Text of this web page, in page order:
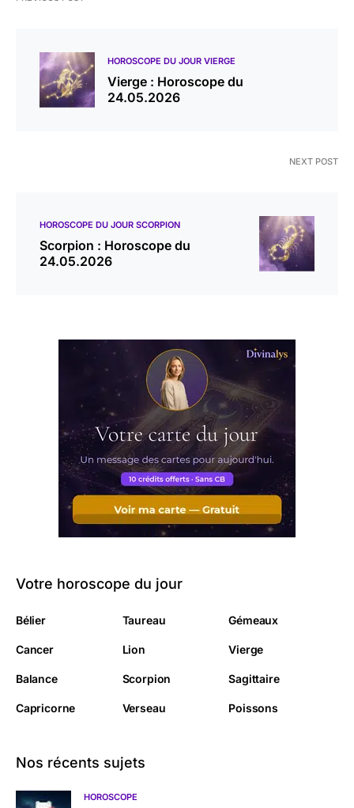
HOROSCOPE DU JOUR VIERGE
Vierge : Horoscope du
24.05.2026
NEXT POST
HOROSCOPE DU JOUR SCORPION
Scorpion : Horoscope du
24.05.2026
Votre horoscope du jour
Bélier Taureau Gémeaux
Cancer Lion Vierge
Balance Scorpion Sagittaire
Capricorne Verseau Poissons
Nos récents sujets
HOROSCOPE